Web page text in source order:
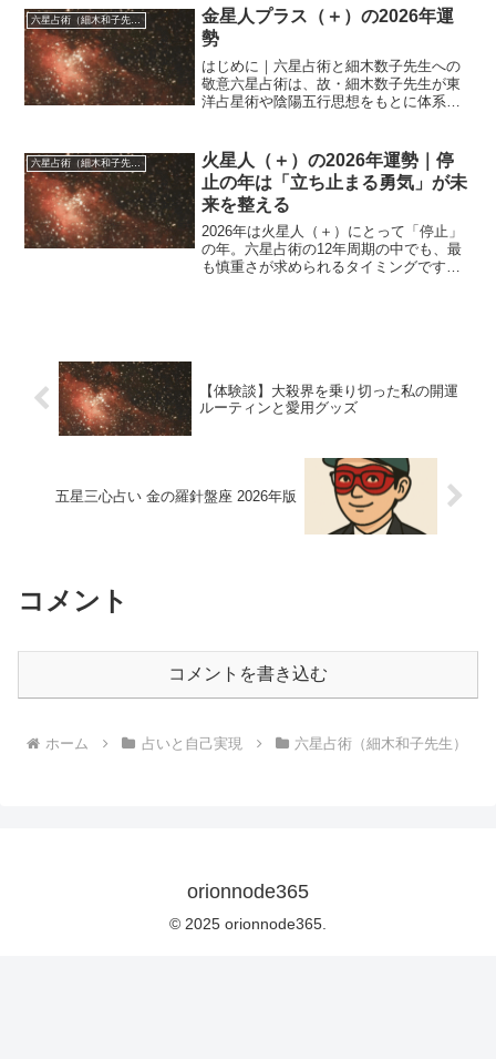
感じる場面も増える...
金星人プラス（＋）の2026年運
勢
はじめに｜六星占術と細木数子先生への
敬意六星占術は、故・細木数子先生が東
洋占星術や陰陽五行思想をもとに体系化
受け継がれ、多くの人々の人生に寄り添
っています。本記事では、細...
火星人（＋）の2026年運勢｜停
止の年は「立ち止まる勇気」が未
来を整える
2026年は火星人（＋）にとって「停止」
の年。六星占術の12年周期の中でも、最
も慎重さが求められるタイミングです。
【体験談】大殺界を乗り切った私の開運
ルーティンと愛用グッズ
五星三心占い 金の羅針盤座 2026年版
コメント
コメントを書き込む
ホーム 占いと自己実現 六星占術（細木和子先生）
orionnode365
© 2025 orionnode365.